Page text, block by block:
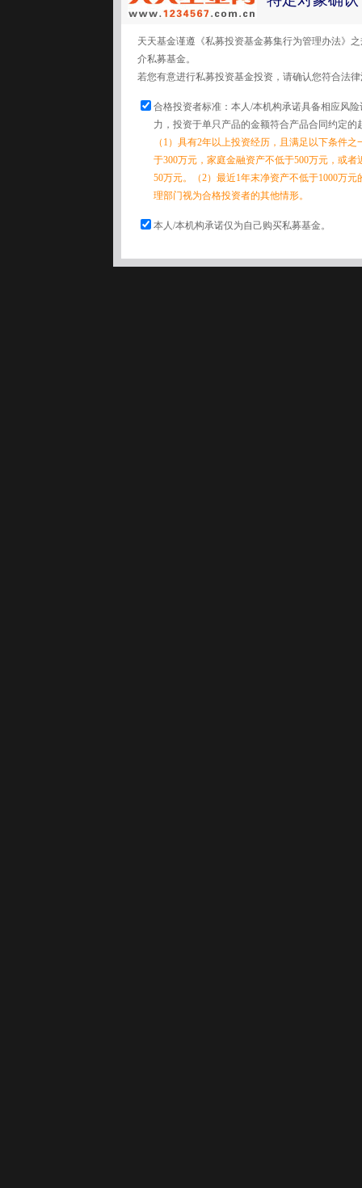
天天基金谨遵《私募投资基金募集行为管理办法》
介私募基金。
若您有意进行私募投资基金投资，请确认您符合法
合格投资者标准：本人/本机构承诺具备相应风
力，投资于单只产品的金额符合产品合同约定的
（1）具有2年以上投资经历，且满足以下条件
于300万元，家庭金融资产不低于500万元，或
50万元。（2）最近1年末净资产不低于1000万
理部门视为合格投资者的其他情形。
本人/本机构承诺仅为自己购买私募基金。